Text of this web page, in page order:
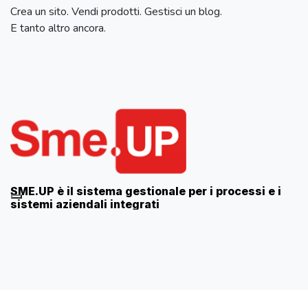
Crea un sito. Vendi prodotti. Gestisci un blog.
E tanto altro ancora.
SME.UP è il sistema gestionale per i processi e i
sistemi aziendali integrati